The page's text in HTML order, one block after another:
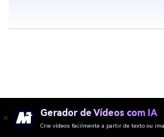
Gerador de Vídeos com IA
Crie vídeos facilmente a partir de texto ou